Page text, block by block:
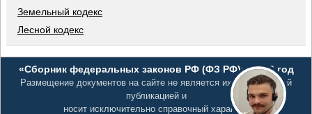
Земельный кодекс
Лесной кодекс
«Сборник федеральных законов РФ (ФЗ РФ)», 2026 год
Размещение документов на сайте не является их официальной
публикацией и
носит исключительно справочный характер